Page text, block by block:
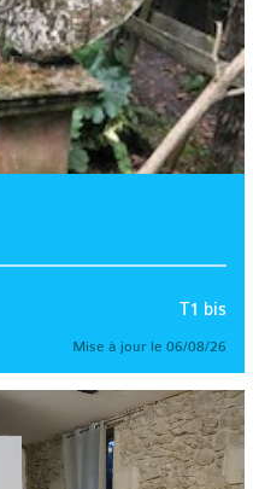
T1 bis
Mise à jour le 06/08/26